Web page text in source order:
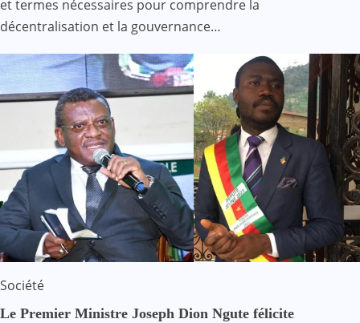
et termes nécessaires pour comprendre la
décentralisation et la gouvernance…
Société
Le Premier Ministre Joseph Dion Ngute félicite